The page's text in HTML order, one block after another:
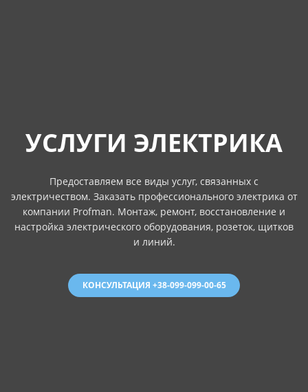
УСЛУГИ ЭЛЕКТРИКА
Предоставляем все виды услуг, связанных с
электричеством. Заказать профессионального электрика от
компании Profman. Монтаж, ремонт, восстановление и
настройка электрического оборудования, розеток, щитков
и линий.
КОНСУЛЬТАЦИЯ +38-099-099-00-65